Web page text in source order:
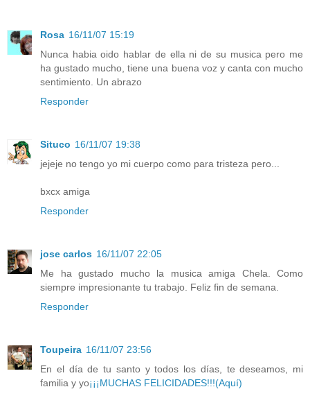
Rosa 16/11/07 15:19
Nunca habia oido hablar de ella ni de su musica pero me
ha gustado mucho, tiene una buena voz y canta con mucho
sentimiento. Un abrazo
Responder
Situco 16/11/07 19:38
jejeje no tengo yo mi cuerpo como para tristeza pero...
bxcx amiga
Responder
jose carlos 16/11/07 22:05
Me ha gustado mucho la musica amiga Chela. Como
siempre impresionante tu trabajo. Feliz fin de semana.
Responder
Toupeira 16/11/07 23:56
En el día de tu santo y todos los días, te deseamos, mi
familia y yo¡¡¡MUCHAS FELICIDADES!!!(Aquí)